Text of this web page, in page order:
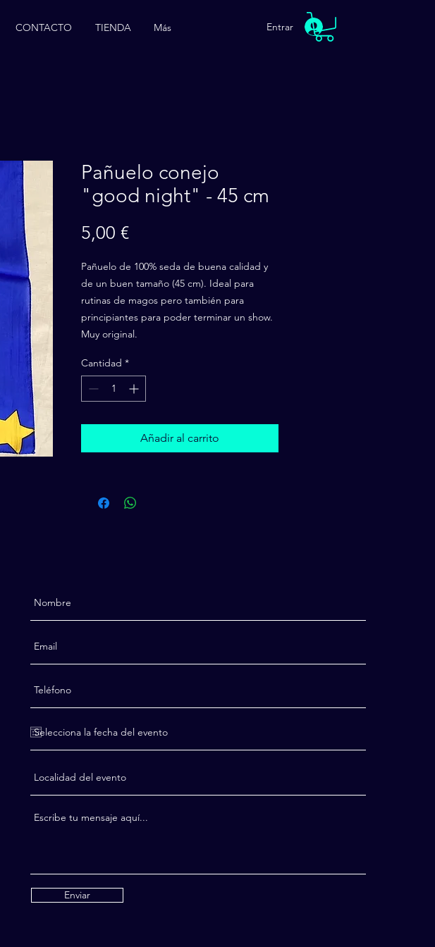
CONTACTO TIENDA Más Entrar
Pañuelo conejo
"good night" - 45 cm
5,00 €Precio
Pañuelo de 100% seda de buena calidad y
de un buen tamaño (45 cm). Ideal para
rutinas de magos pero también para
principiantes para poder terminar un show.
Muy original.
Cantidad *
Añadir al carrito
Enviar